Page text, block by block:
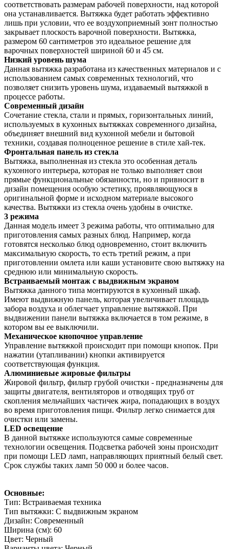
соответствовать размерам рабочей поверхности, над которой
она устанавливается. Вытяжка будет работать эффективно
лишь при условии, что ее воздухоприемный зонт полностью
закрывает плоскость варочной поверхности. Вытяжка,
размером 60 сантиметров это идеальное решение для
варочных поверхностей шириной 60 и 45 см.
Низкий уровень шума
Данная вытяжка разработана из качественных материалов и с
использованием самых современных технологий, что
позволяет снизить уровень шума, издаваемый вытяжкой в
процессе работы.
Современный дизайн
Сочетание стекла, стали и прямых, горизонтальных линий,
используемых в кухонных вытяжках современного дизайна,
объединяет внешний вид кухонной мебели и бытовой
техники, создавая полноценное решение в стиле хай-тек.
Фронтальная панель из стекла
Вытяжка, выполненная из стекла это особенная деталь
кухонного интерьера, которая не только выполняет свои
прямые функциональные обязанности, но и привносит в
дизайн помещения особую эстетику, проявляющуюся в
оригинальной форме и исходном материале высокого
качества. Вытяжки из стекла очень удобны в очистке.
3 режима
Данная модель имеет 3 режима работы, что оптимально для
приготовления самых разных блюд. Например, когда
готовятся несколько блюд одновременно, стоит включить
максимальную скорость, то есть третий режим, а при
приготовлении омлета или каши установите свою вытяжку на
среднюю или минимальную скорость.
Встраиваемый монтаж с выдвижным экраном
Вытяжка данного типа монтируются в кухонный шкаф.
Имеют выдвижную панель, которая увеличивает площадь
забора воздуха и облегчает управление вытяжкой. При
выдвижении панели вытяжка включается в том режиме, в
котором вы ее выключили.
Механическое кнопочное управление
Управление вытяжкой происходит при помощи кнопок. При
нажатии (утапливании) кнопки активируется
соответствующая функция.
Алюминиевые жировые фильтры
Жировой фильтр, фильтр грубой очистки - предназначены для
защиты двигателя, вентиляторов и отводящих труб от
скопления мельчайших частичек жира, попадающих в воздух
во время приготовления пищи. Фильтр легко снимается для
очистки или замены.
LED освещение
В данной вытяжке используются самые современные
технологии освещения. Подсветка рабочей зоны происходит
при помощи LED ламп, направляющих приятный белый свет.
Срок службы таких ламп 50 000 и более часов.
Основные:
Тип: Встраиваемая техника
Тип вытяжки: С выдвижным экраном
Дизайн: Современный
Ширина (см): 60
Цвет: Черный